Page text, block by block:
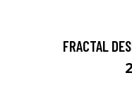
FRACTAL